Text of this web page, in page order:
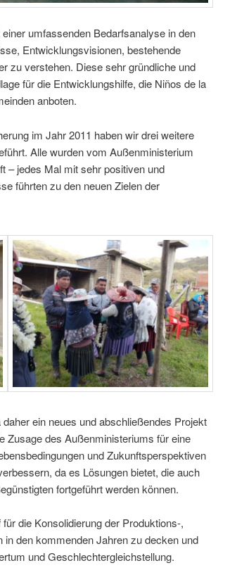
umfassenden Bedarfsanalyse in den
Entwicklungsvisionen, bestehende
zu verstehen. Diese sehr gründliche und
für die Entwicklungshilfe, die Niños de la
anboten.
im Jahr 2011 haben wir drei weitere
Alle wurden vom Außenministerium
– jedes Mal mit sehr positiven und
führten zu den neuen Zielen der
ein neues und abschließendes Projekt
Zusage des Außenministeriums für eine
und Zukunftsperspektiven
da es Lösungen bietet, die auch
fortgeführt werden können.
die Konsolidierung der Produktions-,
den kommenden Jahren zu decken und
und Geschlechtergleichstellung.